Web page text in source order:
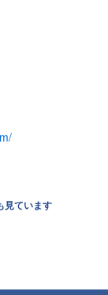
見ています